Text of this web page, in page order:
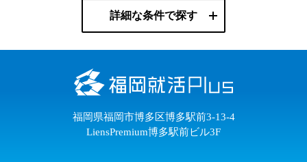
詳細な条件で探す
福岡県福岡市博多区博多駅前3-13-4
LiensPremium博多駅前ビル3F